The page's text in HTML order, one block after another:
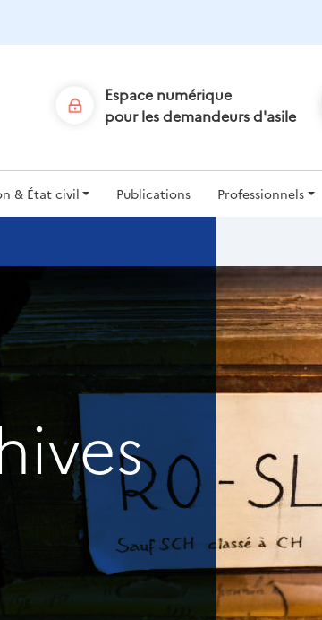
Espace numérique
pour les demandeurs d'asile
& État civil Publications Professionnels